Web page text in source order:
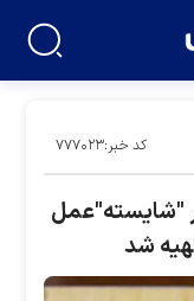
کد خبر:۷۷۷۰۲۳
"شایسته"عمل
شد